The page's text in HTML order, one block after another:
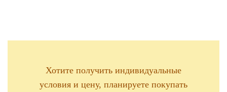
Хотите получить индивидуальные
условия и цену, планируете покупать